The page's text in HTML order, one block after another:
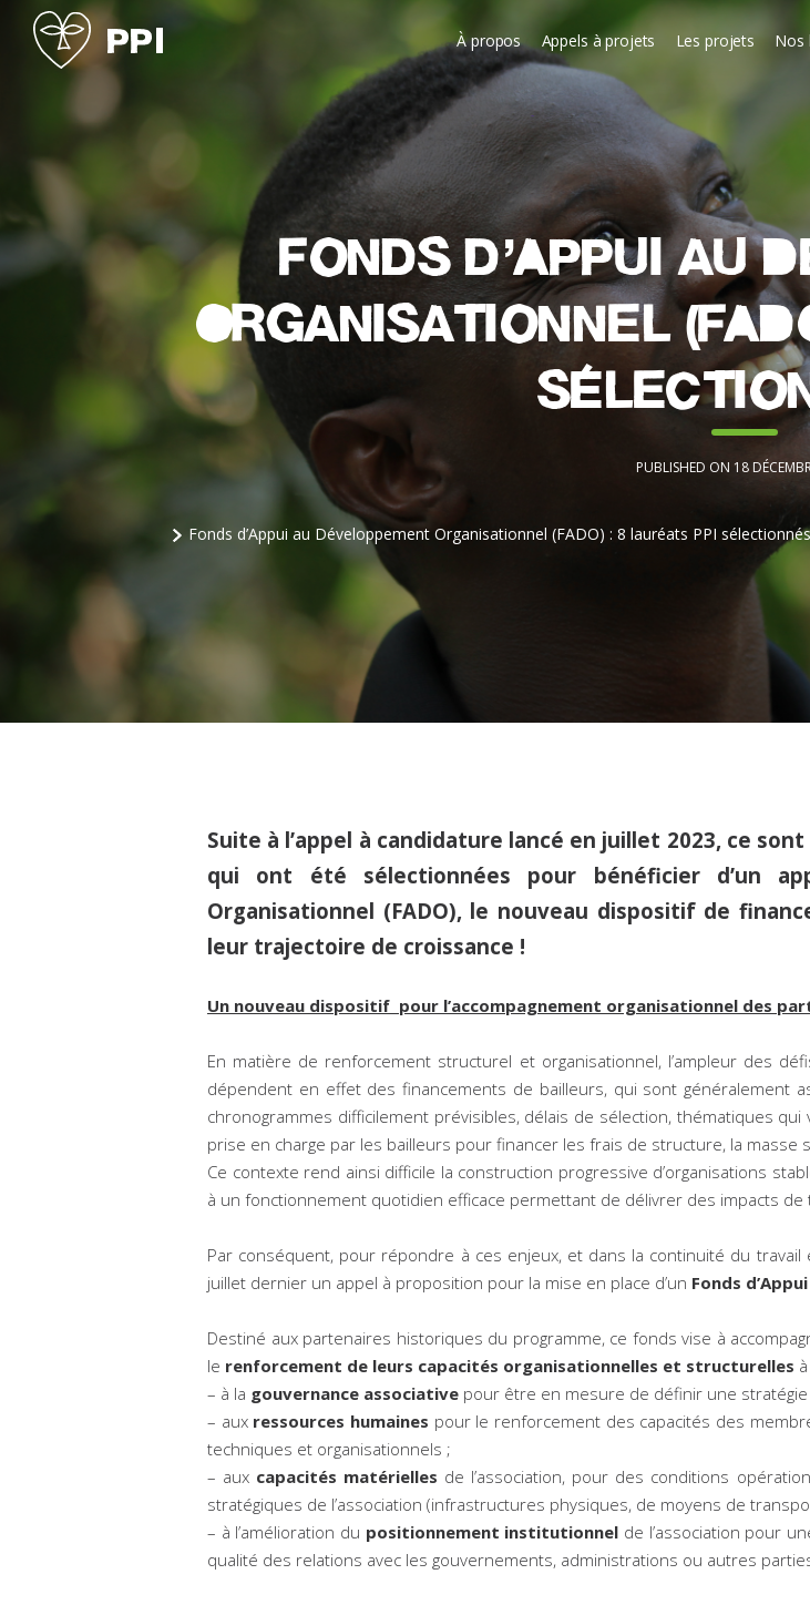
À propos Appels à projets Les projets Nos
Fonds d’Appui au
Organisationnel
PUBLISHED ON 18
Fonds d’Appui au Développement Organisationnel (FADO) : 8 lauréats PPI
Suite à l’appel à candidature lancé en juillet 2023, ce
qui ont été sélectionnées pour bénéficier d’un
Organisationnel (FADO), le nouveau dispositif de
leur trajectoire de croissance !
Un nouveau dispositif pour l’accompagnement organisationnel des
En matière de renforcement structurel et organisationnel, l’ampleur des
dépendent en effet des financements de bailleurs, qui sont généralement
chronogrammes difficilement prévisibles, délais de sélection, thématiques
prise en charge par les bailleurs pour financer les frais de structure, la masse
Ce contexte rend ainsi difficile la construction progressive d’organisations
à un fonctionnement quotidien efficace permettant de délivrer des impacts
Par conséquent, pour répondre à ces enjeux, et dans la continuité du
juillet dernier un appel à proposition pour la mise en place d’un Fonds
Destiné aux partenaires historiques du programme, ce fonds vise à
le renforcement de leurs capacités organisationnelles et structurelles
– à la gouvernance associative pour être en mesure de définir une
– aux ressources humaines pour le renforcement des capacités des
techniques et organisationnels ;
– aux capacités matérielles de l’association, pour des conditions
stratégiques de l’association (infrastructures physiques, de moyens de
– à l’amélioration du positionnement institutionnel de l’association pour
qualité des relations avec les gouvernements, administrations ou autres